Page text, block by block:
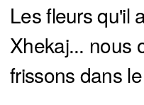
Les fleurs qu'il
Xhekaj... nous
frissons dans